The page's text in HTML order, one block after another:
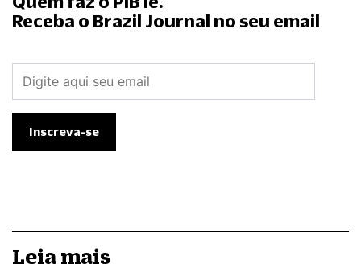
Receba o Brazil Journal no seu email
Leia mais